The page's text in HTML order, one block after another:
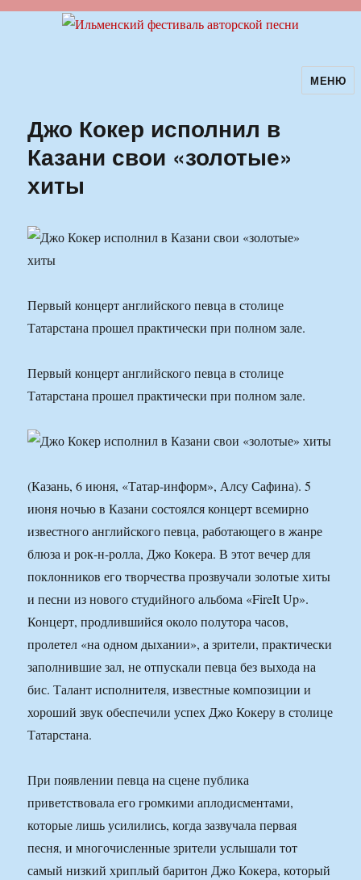
Ильменский фестиваль авторскойМЕНЮ
Джо Кокер исполнил в
Казани свои «золотые»
хиты
Первый концерт английского певца в столице
Татарстана прошел практически при полном зале.
Первый концерт английского певца в столице
Татарстана прошел практически при полном зале.
(Казань, 6 июня, «Татар-информ», Алсу Сафина). 5
июня ночью в Казани состоялся концерт всемирно
известного английского певца, работающего в жанре
блюза и рок-н-ролла, Джо Кокера. В этот вечер для
поклонников его творчества прозвучали золотые хиты
и песни из нового студийного альбома «FireIt Up».
Концерт, продлившийся около полутора часов,
пролетел «на одном дыхании», а зрители, практически
заполнившие зал, не отпускали певца без выхода на
бис. Талант исполнителя, известные композиции и
хороший звук обеспечили успех Джо Кокеру в столице
Татарстана.
При появлении певца на сцене публика
приветствовала его громкими аплодисментами,
которые лишь усилились, когда зазвучала первая
песня, и многочисленные зрители услышали тот
самый низкий хриплый баритон Джо Кокера, который